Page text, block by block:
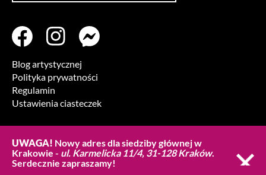
Blog artystycznej
Polityka prywatności
Regulamin
Ustawienia ciasteczek
UWAGA! Nowy adres dla siedziby głównej w
Krakowie - ul. Karmelicka 11/4, 31-128 Kraków.
Serdecznie zapraszamy!